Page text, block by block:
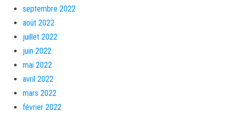
septembre 2022
août 2022
juillet 2022
juin 2022
mai 2022
avril 2022
mars 2022
février 2022